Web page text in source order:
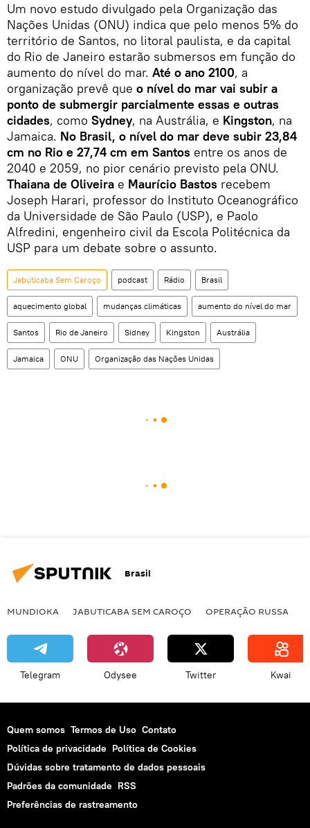
Um novo estudo divulgado pela Organização das
Nações Unidas (ONU) indica que pelo menos 5% do
território de Santos, no litoral paulista, e da capital
do Rio de Janeiro estarão submersos em função do
aumento do nível do mar. Até o ano 2100, a
organização prevê que o nível do mar vai subir a
ponto de submergir parcialmente essas e outras
cidades, como Sydney, na Austrália, e Kingston, na
Jamaica. No Brasil, o nível do mar deve subir 23,84
cm no Rio e 27,74 cm em Santos entre os anos de
2040 e 2059, no pior cenário previsto pela ONU.
Thaiana de Oliveira e Maurício Bastos recebem
Joseph Harari, professor do Instituto Oceanográfico
da Universidade de São Paulo (USP), e Paolo
Alfredini, engenheiro civil da Escola Politécnica da
USP para um debate sobre o assunto.
Jabuticaba Sem Caroço podcast Rádio Brasil
aquecimento global mudanças climáticas aumento do nível do mar
Santos Rio de Janeiro Sidney Kingston Austrália
Jamaica ONU Organização das Nações Unidas
Brasil
MUNDIOKA JABUTICABA SEM CAROÇO OPERAÇÃO RUSSA
Telegram Odysee Twitter Kwai
Quem somos Termos de Uso Contato
Política de privacidade Política de Cookies
Dúvidas sobre tratamento de dados pessoais
Padrões da comunidade RSS
Preferências de rastreamento